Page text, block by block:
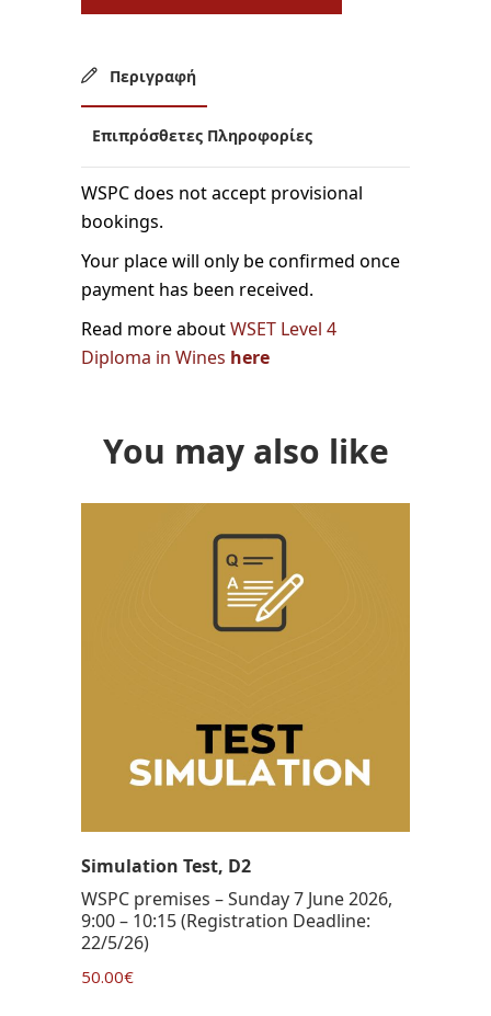
Περιγραφή
Επιπρόσθετες Πληροφορίες
WSPC does not accept provisional
bookings.
Your place will only be confirmed once
payment has been received.
Read more aboutWSET Level 4
Diploma in Wines here
You may also like
Simulation Test, D2
WSPC premises – Sunday 7 June 2026,
9:00 – 10:15 (Registration Deadline:
22/5/26)
50.00€